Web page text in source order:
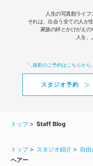
人生の写真館ライフ
それは、出会う全ての人が
家族の絆とかけがえの
人を、
撮影のご予約はこちらから
スタジオ予約
トップ Staff Blog
トップ スタジオ紹介 自
ヘアー